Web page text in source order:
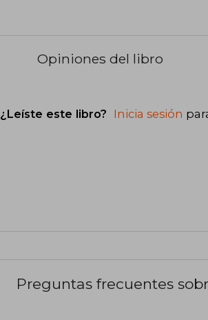
Opiniones del libro
¿Leíste este libro? Inicia sesión
Preguntas frecuentes